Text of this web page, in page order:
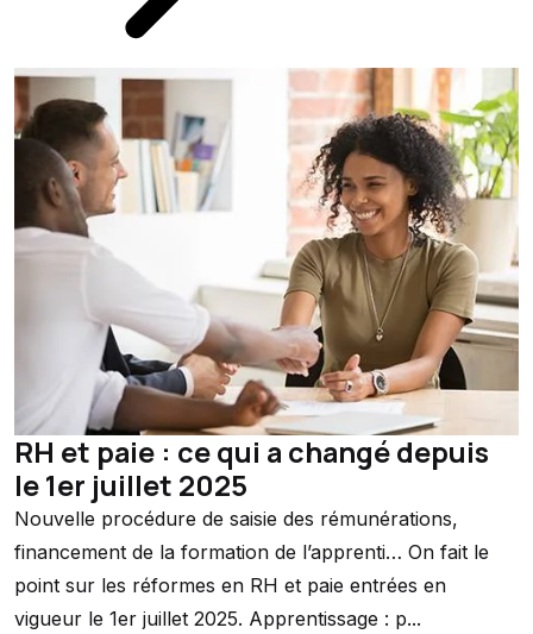
RH et paie : ce qui a changé depuis
le 1er juillet 2025
Nouvelle procédure de saisie des rémunérations,
financement de la formation de l’apprenti… On fait le
point sur les réformes en RH et paie entrées en
vigueur le 1er juillet 2025. Apprentissage : p...